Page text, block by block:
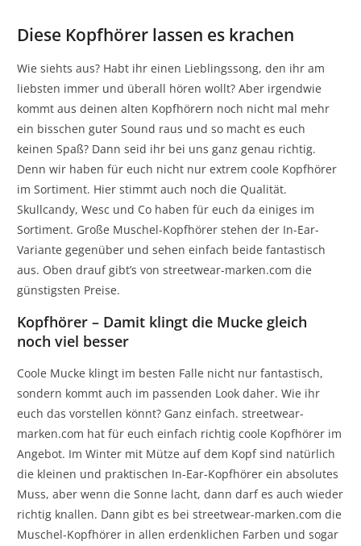
Diese Kopfhörer lassen es krachen
Wie siehts aus? Habt ihr einen Lieblingssong, den ihr am
liebsten immer und überall hören wollt? Aber irgendwie
kommt aus deinen alten Kopfhörern noch nicht mal mehr
ein bisschen guter Sound raus und so macht es euch
keinen Spaß? Dann seid ihr bei uns ganz genau richtig.
Denn wir haben für euch nicht nur extrem coole Kopfhörer
im Sortiment. Hier stimmt auch noch die Qualität.
Skullcandy, Wesc und Co haben für euch da einiges im
Sortiment. Große Muschel-Kopfhörer stehen der In-Ear-
Variante gegenüber und sehen einfach beide fantastisch
aus. Oben drauf gibt’s von streetwear-marken.com die
günstigsten Preise.
Kopfhörer – Damit klingt die Mucke gleich
noch viel besser
Coole Mucke klingt im besten Falle nicht nur fantastisch,
sondern kommt auch im passenden Look daher. Wie ihr
euch das vorstellen könnt? Ganz einfach. streetwear-
marken.com hat für euch einfach richtig coole Kopfhörer im
Angebot. Im Winter mit Mütze auf dem Kopf sind natürlich
die kleinen und praktischen In-Ear-Kopfhörer ein absolutes
Muss, aber wenn die Sonne lacht, dann darf es auch wieder
richtig knallen. Dann gibt es bei streetwear-marken.com die
Muschel-Kopfhörer in allen erdenklichen Farben und sogar